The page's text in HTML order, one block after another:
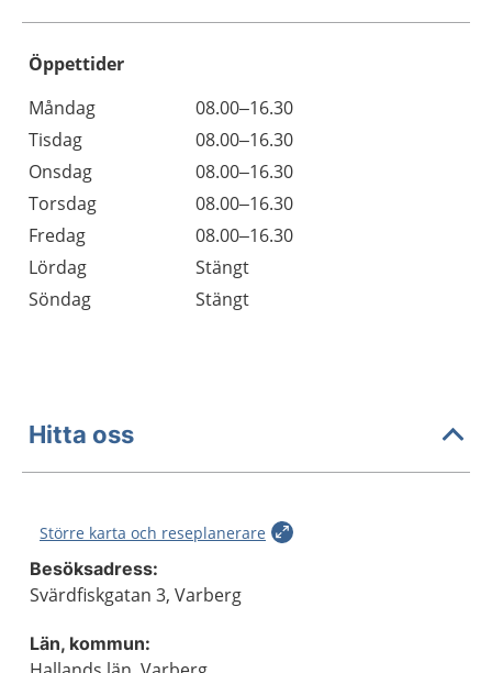
Öppettider
Dag
Öppettider
Kommentarer
Måndag
08.00–16.30
Tisdag
08.00–16.30
Onsdag
08.00–16.30
Torsdag
08.00–16.30
Fredag
08.00–16.30
Lördag
Stängt
Söndag
Stängt
Hitta oss
Större karta och reseplanerare
Besöksadress:
Svärdfiskgatan 3, Varberg
Län, kommun: